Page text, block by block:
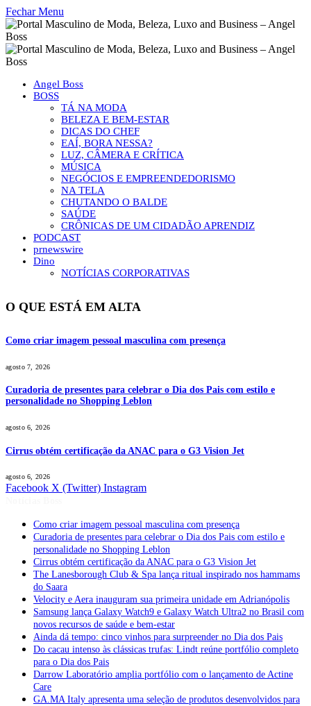
Fechar Menu
Angel Boss
BOSS
TÁ NA MODA
BELEZA E BEM-ESTAR
DICAS DO CHEF
EAÍ, BORA NESSA?
LUZ, CÂMERA E CRÍTICA
MÚSICA
NEGÓCIOS E EMPREENDEDORISMO
NA TELA
CHUTANDO O BALDE
SAÚDE
CRÔNICAS DE UM CIDADÃO APRENDIZ
PODCAST
prnewswire
Dino
NOTÍCIAS CORPORATIVAS
O QUE ESTÁ EM ALTA
Como criar imagem pessoal masculina com presença
agosto 7, 2026
Curadoria de presentes para celebrar o Dia dos Pais com estilo e
personalidade no Shopping Leblon
agosto 6, 2026
Cirrus obtém certificação da ANAC para o G3 Vision Jet
agosto 6, 2026
Facebook X (Twitter) Instagram
Como criar imagem pessoal masculina com presença
Curadoria de presentes para celebrar o Dia dos Pais com estilo e
personalidade no Shopping Leblon
Cirrus obtém certificação da ANAC para o G3 Vision Jet
The Lanesborough Club & Spa lança ritual inspirado nos hammams
do Saara
Velocity e Aera inauguram sua primeira unidade em Adrianópolis
Samsung lança Galaxy Watch9 e Galaxy Watch Ultra2 no Brasil com
novos recursos de saúde e bem-estar
Ainda dá tempo: cinco vinhos para surpreender no Dia dos Pais
Do cacau intenso às clássicas trufas: Lindt reúne portfólio completo
para o Dia dos Pais
Darrow Laboratório amplia portfólio com o lançamento de Actine
Care
GA.MA Italy apresenta uma seleção de produtos desenvolvidos para